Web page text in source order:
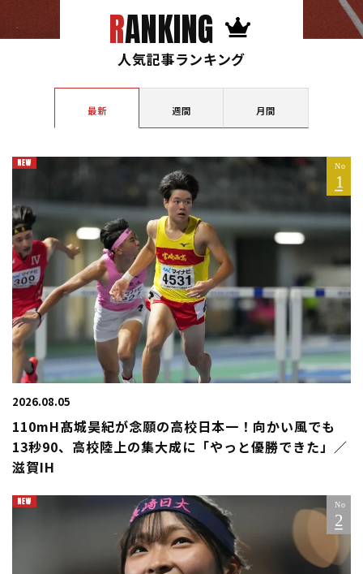
RANKING
人気記事ランキング
最新 週間 月間
2026.08.05
110mH髙城昊紀が念願の高校日本一！向かい風でも
13秒90、高校陸上の集大成に「やっと優勝できた」／
滋賀IH